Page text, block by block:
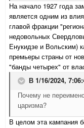
На начало 1927 года
является одним из
главой фракции
недовольных
Енукидзе и Вольским)
премьеры страны от
"банды четырех" от
В 1/16/2024,
Почему не
царизма?
В целом эта кампания